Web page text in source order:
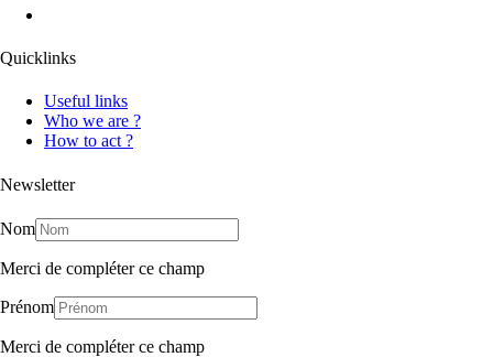
Quicklinks
Useful links
Who we are ?
How to act ?
Newsletter
Nom
Merci de compléter ce champ
Prénom
Merci de compléter ce champ